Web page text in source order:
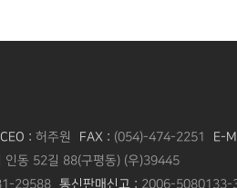
CEO : 허주원 FAX : (054)-474-2251 E-
인동 52길 88(구평동) (우)39445
29588 통신판매신고 : 2006-5080133-